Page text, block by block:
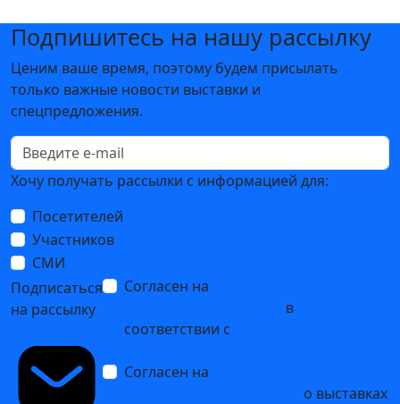
Подпишитесь на нашу рассылку
Ценим ваше время, поэтому будем присылать
только важные новости выставки и
спецпредложения.
Хочу получать рассылки с информацией для:
Посетителей
Участников
СМИ
Подписаться
на рассылку
Согласен на
в
соответствии с
Согласен на
о выставках